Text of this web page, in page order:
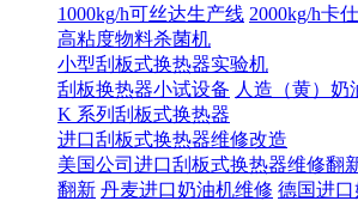
1000kg/h可丝达生产线 2000kg/h卡
高粘度物料杀菌机
小型刮板式换热器实验机
刮板换热器小试设备 人造（黄）奶
K 系列刮板式换热器
进口刮板式换热器维修改造
美国公司进口刮板式换热器维修翻
翻新 丹麦进口奶油机维修 德国进